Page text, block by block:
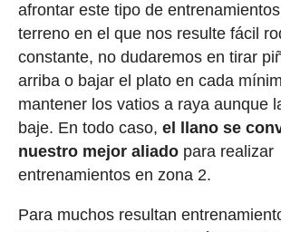
afrontar este tipo de
terreno en el que nos resulte fácil
constante, no dudaremos en tirar
arriba o bajar el plato en cada
mantener los vatios a raya aunque
baje. En todo caso, el llano se
nuestro mejor aliadopara realizar
entrenamientos en zona 2.
Para muchos resultan